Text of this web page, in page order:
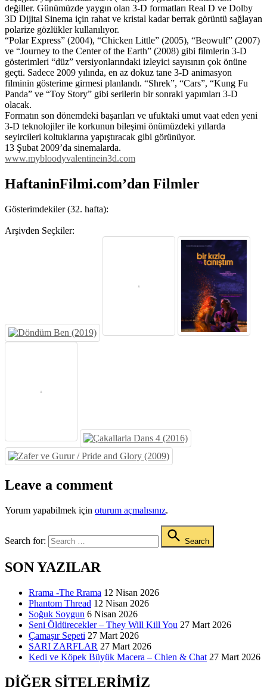
değiller. Günümüzde yaygın olan 3-D formatları Real D ve Dolby
3D Dijital Sinema için rahat ve kristal kadar berrak görüntü sağlayan
polarize gözlükler kullanılıyor.
“Polar Express” (2004), “Chicken Little” (2005), “Beowulf” (2007)
ve “Journey to the Center of the Earth” (2008) gibi filmlerin 3-D
gösterimleri “düz” versiyonlarındaki izleyici sayısının çok önüne
geçti. Sadece 2009 yılında, en az dokuz tane 3-D animasyon
filminin gösterime girmesi planlandı. “Shrek”, “Cars”, “Kung Fu
Panda” ve “Toy Story” gibi serilerin bir sonraki yapımları 3-D
olacak.
Formatın son dönemdeki başarıları ve ufuktaki umut vaat eden yeni
3-D teknolojiler ile korkunun bileşimi önümüzdeki yıllarda
seyircileri koltuklarına yapıştıracak gibi görünüyor.
13 Şubat 2009’da sinemalarda.
www.mybloodyvalentinein3d.com
HaftaninFilmi.com’dan Filmler
Gösterimdekiler (32. hafta):
Arşivden Seçkiler:
Leave a comment
Yorum yapabilmek için oturum açmalısınız.
Search for: Search
SON YAZILAR
Rrama -The Rrama 12 Nisan 2026
Phantom Thread 12 Nisan 2026
Soğuk Soygun 6 Nisan 2026
Seni Öldürecekler – They Will Kill You 27 Mart 2026
Çamaşır Sepeti 27 Mart 2026
SARI ZARFLAR 27 Mart 2026
Kedi ve Köpek Büyük Macera – Chien & Chat 27 Mart 2026
DIĞER SITELERIMIZ